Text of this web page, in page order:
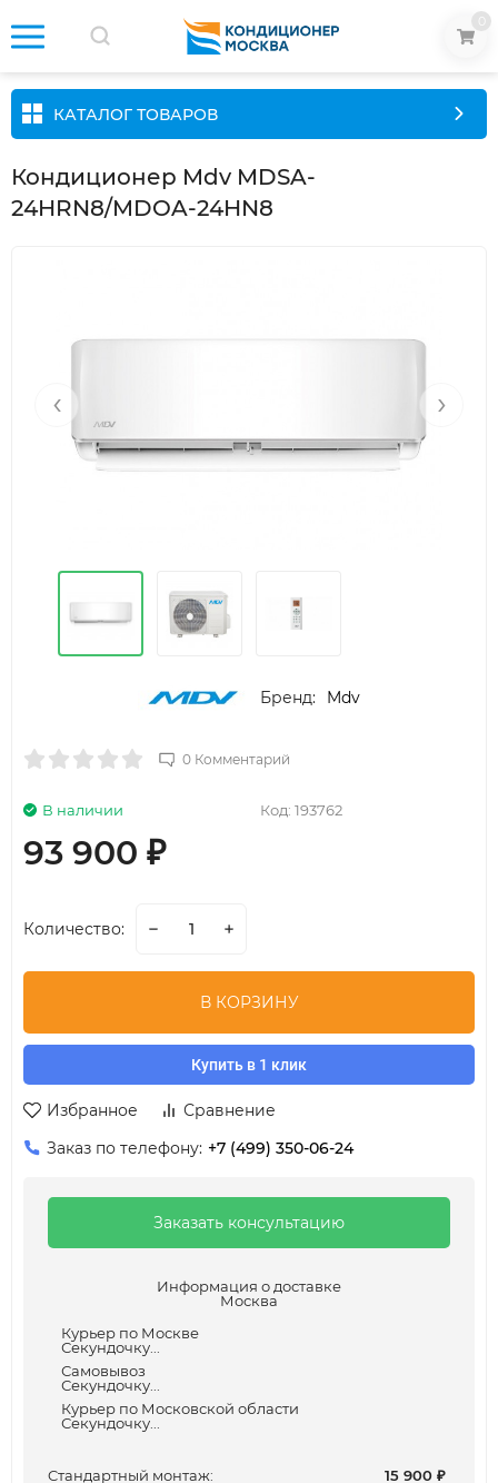
КАТАЛОГ ТОВАРОВ
Кондиционер Mdv MDSA-
24HRN8/MDOA-24HN8
‹ ›
Бренд: Mdv
0 Комментарий
Код: 193762
В наличии
93 900 ₽
Количество:
В КОРЗИНУ
Купить в 1 клик
Избранное
Сравнение
Заказ по телефону: +7 (499) 350-06-24
Заказать консультацию
Информация о доставке
Москва
Курьер по Москве
Секундочку...
Самовывоз
Секундочку...
Курьер по Московской области
Секундочку...
Cтандартный монтаж: 15 900 ₽